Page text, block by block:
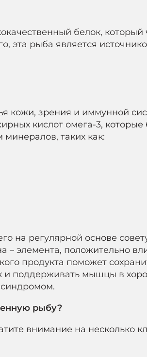
белок,
эта рыба является
кожи, зрения и иммунной
кислот омега-3,
таких как:
на регулярной основе
– элемента, положительно
продукта поможет
и поддерживать мышцы в
рыбу?
внимание на несколько